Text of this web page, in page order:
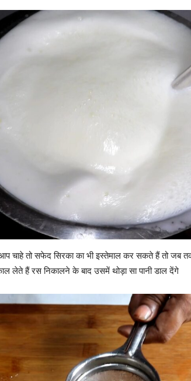
चाहे तो सफेद सिरका का भी इस्तेमाल कर सकते हैं तो जब
लेते हैं रस निकालने के बाद उसमें थोड़ा सा पानी डाल देंगे